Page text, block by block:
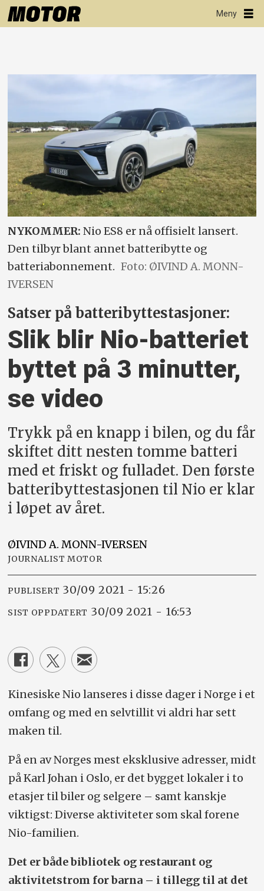
NYKOMMER: Nio ES8 er nå offisielt lansert.
Den tilbyr blant annet batteribytte og
batteriabonnement. Foto: ØIVIND A. MONN-
IVERSEN
Satser på batteribyttestasjoner:
Slik blir Nio-batteriet
byttet på 3 minutter,
se video
Trykk på en knapp i bilen, og du får
skiftet ditt nesten tomme batteri
med et friskt og fulladet. Den første
batteribyttestasjonen til Nio er klar
i løpet av året.
ØIVIND A. MONN-IVERSEN
JOURNALIST MOTOR
PUBLISERT 30/09 2021 - 15:26
SIST OPPDATERT 30/09 2021 - 16:53
Kinesiske Nio lanseres i disse dager i Norge i et
omfang og med en selvtillit vi aldri har sett
maken til.
På en av Norges mest eksklusive adresser, midt
på Karl Johan i Oslo, er det bygget lokaler i to
etasjer til biler og selgere – samt kanskje
viktigst: Diverse aktiviteter som skal forene
Nio-familien.
Det er både bibliotek og restaurant og
aktivitetstrom for barna – i tillegg til at det